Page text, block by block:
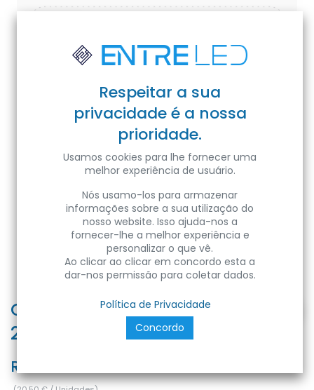
CARLA-32 32W WH 4200K 100-
265V LD SURFACE L
Ref:
Respeitar a sua
privacidade é a nossa
prioridade.
Usamos cookies para lhe fornecer uma
melhor experiência de usuário.
Nós usamo-los para armazenar
informações sobre a sua utilização do
nosso website. Isso ajuda-nos a
fornecer-lhe a melhor experiência e
personalizar o que vê.
Ao clicar ao clicar em concordo esta a
dar-nos permissão para coletar dados.
Política de Privacidade
Concordo